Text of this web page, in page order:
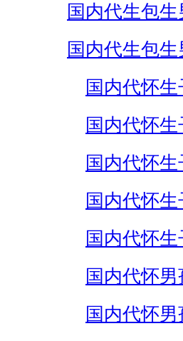
国内代生包
国内代生包生
国内代怀
国内代怀生
国内代怀
国内代怀生
国内代怀生
国内代怀
国内代怀男